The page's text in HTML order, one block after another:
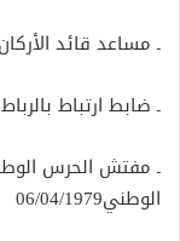
ـ مساعد قائد الأركان
ـ ضابط ارتباط بالرباط 1978م
ـ مفتش الحرس
الوطني06/04/1979